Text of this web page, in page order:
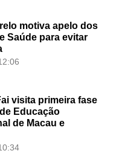
motiva apelo dos
Saúde para evitar
visita primeira fase
Educação
de Macau e